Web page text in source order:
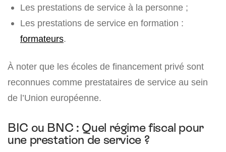
Les prestations de service à la personne ;
Les prestations de service en formation :
formateurs.
À noter que les écoles de financement privé sont
reconnues comme prestataires de service au sein
de l’Union européenne.
BIC ou BNC : Quel régime fiscal pour
une prestation de service ?